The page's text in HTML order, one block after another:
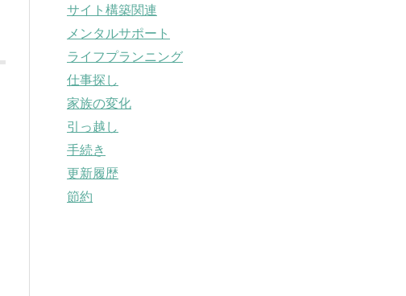
サイト構築関連
メンタルサポート
ライフプランニング
仕事探し
家族の変化
引っ越し
手続き
更新履歴
節約